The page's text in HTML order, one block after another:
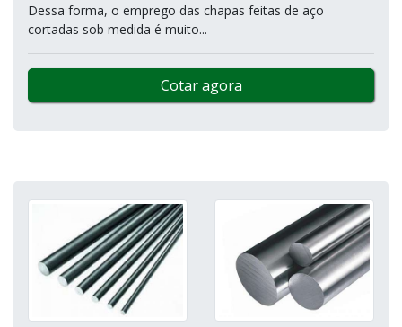
Dessa forma, o emprego das chapas feitas de aço
cortadas sob medida é muito...
Cotar agora